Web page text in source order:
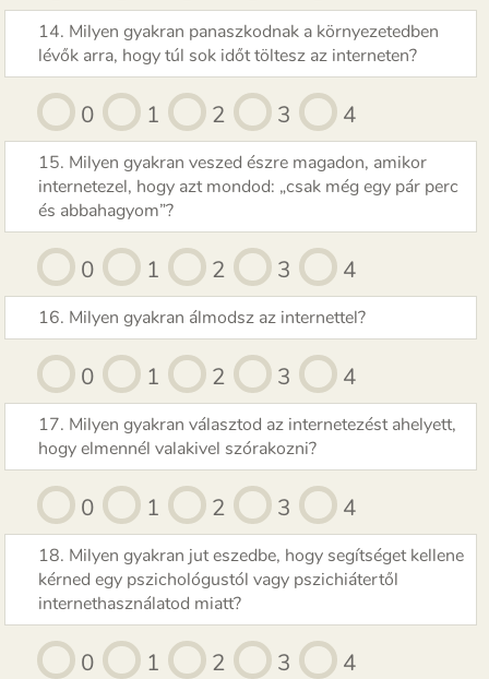
14. Milyen gyakran panaszkodnak a környezetedben
lévők arra, hogy túl sok időt töltesz az interneten?
0 1 2 3 4
15. Milyen gyakran veszed észre magadon, amikor
internetezel, hogy azt mondod: „csak még egy pár perc
és abbahagyom”?
0 1 2 3 4
16. Milyen gyakran álmodsz az internettel?
0 1 2 3 4
17. Milyen gyakran választod az internetezést ahelyett,
hogy elmennél valakivel szórakozni?
0 1 2 3 4
18. Milyen gyakran jut eszedbe, hogy segítséget kellene
kérned egy pszichológustól vagy pszichiátertől
internethasználatod miatt?
0 1 2 3 4